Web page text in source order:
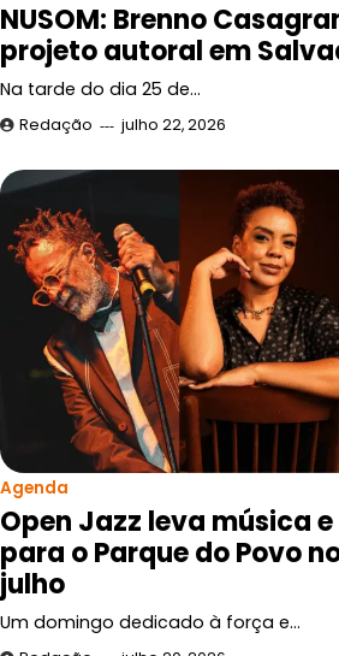
NUSOM: Brenno
projeto autoral em
Na tarde do dia 25 de…
Redação julho 22, 2026
Agenda
Open Jazz leva música
para o Parque do Povo
julho
Um domingo dedicado à força e…